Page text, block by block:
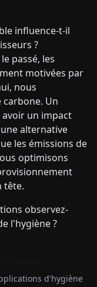
influence-t-il
?
passé, les
motivées par
nous
Un
un impact
alternative
les émissions de
optimisons
tête.
observez-
l'hygiène ?
d'hygiène